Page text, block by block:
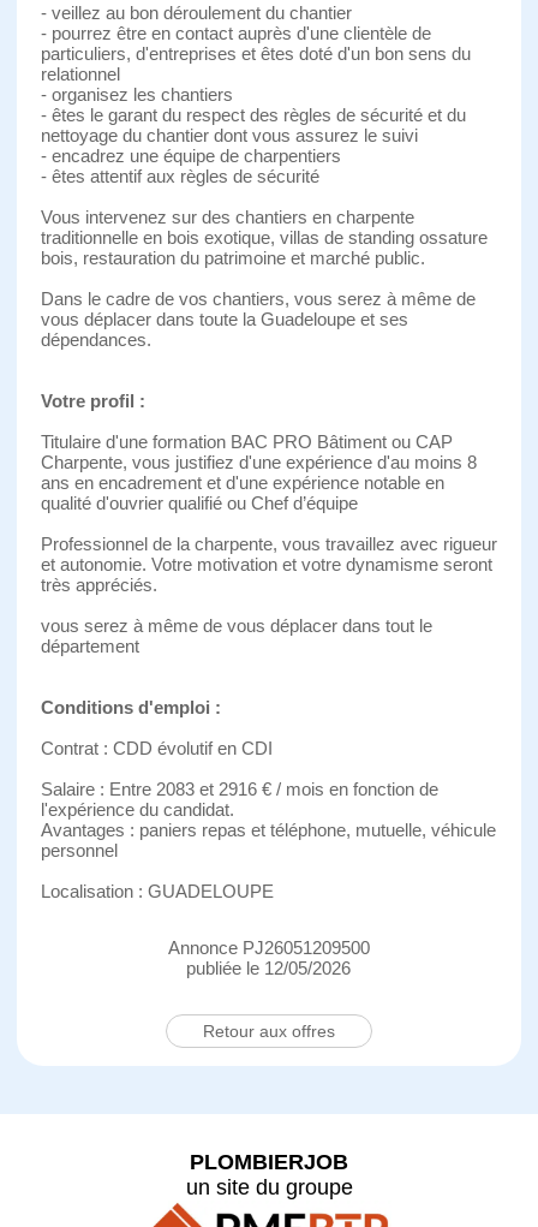
- veillez au bon déroulement du chantier
- pourrez être en contact auprès d'une clientèle de
particuliers, d'entreprises et êtes doté d'un bon sens du
relationnel
- organisez les chantiers
- êtes le garant du respect des règles de sécurité et du
nettoyage du chantier dont vous assurez le suivi
- encadrez une équipe de charpentiers
- êtes attentif aux règles de sécurité
Vous intervenez sur des chantiers en charpente
traditionnelle en bois exotique, villas de standing ossature
bois, restauration du patrimoine et marché public.
Dans le cadre de vos chantiers, vous serez à même de
vous déplacer dans toute la Guadeloupe et ses
dépendances.
Votre profil :
Titulaire d'une formation BAC PRO Bâtiment ou CAP
Charpente, vous justifiez d'une expérience d'au moins 8
ans en encadrement et d'une expérience notable en
qualité d'ouvrier qualifié ou Chef d’équipe
Professionnel de la charpente, vous travaillez avec rigueur
et autonomie. Votre motivation et votre dynamisme seront
très appréciés.
vous serez à même de vous déplacer dans tout le
département
Conditions d'emploi :
Contrat : CDD évolutif en CDI
Salaire : Entre 2083 et 2916 € / mois en fonction de
l'expérience du candidat.
Avantages : paniers repas et téléphone, mutuelle, véhicule
personnel
Localisation : GUADELOUPE
Annonce PJ26051209500
publiée le 12/05/2026
Retour aux offres
PLOMBIERJOB
un site du groupe